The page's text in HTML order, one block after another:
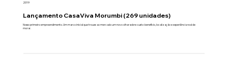
2019
Lançamento CasaViva Morumbi (269 unidades)
Nosso primeiro empreendimento. Um marco inicial que trouxe ao mercado um novo olhar sobre custo-benefício, localização e experiência real de
morar.